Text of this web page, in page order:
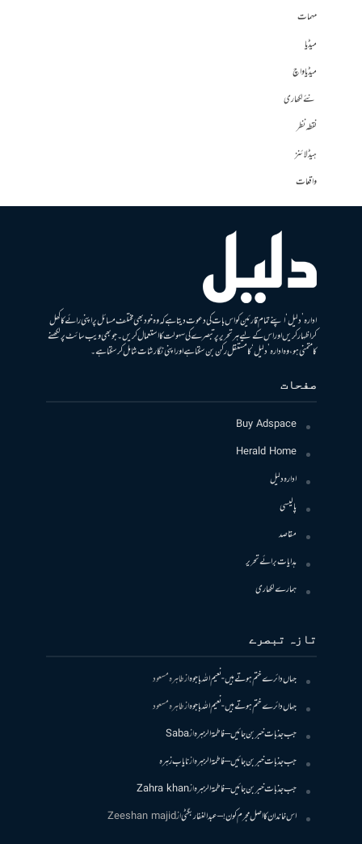
مہمات
میڈیا
میڈیا واچ
نئے لکھاری
نقطہ نظر
ہیڈلائنز
واقعات
ادارہ ’دلیل‘ اپنے تمام قارئین کو اس بات کی دعوت دیتا ہے کہ وہ خود بھی مختلف مسائل پر اپنی رائے کا کھل
کر اظہار کریں اور اس کے لیے ہر تحریر پر تبصرے کی سہولت کا استعمال کریں۔ جو بھی ویب سائٹ پر لکھنے
کا متمنی ہو، وہ ادارہ ’دلیل‘ کا مستقل رکن بن سکتا ہے اور اپنی نگارشات شامل کرسکتا ہے۔
صفحات
Buy Adspace
Herald Home
ادارہ دلیل
پالیسی
مقاصد
ہدایات برائے تحریر
ہمارے لکھاری
تازہ تبصرے
جہاں دائرے ختم ہوتے ہیں- نعیم اللہ باجوہازطاہرہ مسعود
جہاں دائرے ختم ہوتے ہیں- نعیم اللہ باجوہازطاہرہ مسعود
جب جذبات خبر بن جائیں – فاطمۃالزہرہازSaba
جب جذبات خبر بن جائیں – فاطمۃالزہرہازنایاب زہرہ
جب جذبات خبر بن جائیں – فاطمۃالزہرہازZahra khan
اس خاندان کا اصل مجرم کون! – عبدالغفار بگٹیازZeeshan majid